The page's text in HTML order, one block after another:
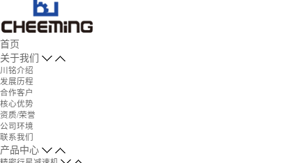
首页
关于我们
川铭介绍
发展历程
合作客户
核心优势
资质/荣誉
公司环境
联系我们
产品中心